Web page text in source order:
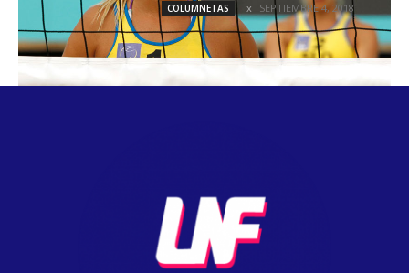
COLUMNETAS SEPTIEMBRE 4, 2018